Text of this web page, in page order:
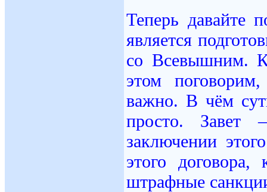
Теперь давайте
является
со Всевышним.
этом
важно. В чём
просто.
заключении
этого
штрафные